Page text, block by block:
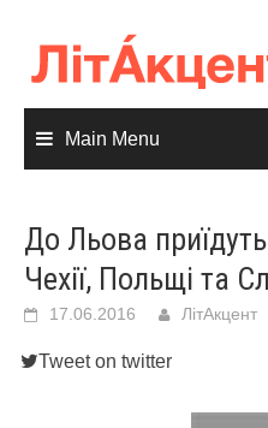
content
Main Menu
До Льова приїдуть
Чехії, Польщі та
17.06.2016 ЛітАкцент
Tweet on twitter